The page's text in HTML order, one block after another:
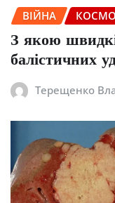
ВІЙНА
З якою
балістичних
Терещенко